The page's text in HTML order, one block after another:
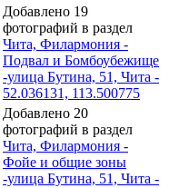
Добавлено 19
фотографий в раздел
Чита, Филармония -
Подвал и Бомбоубежище
-улица Бутина, 51, Чита -
52.036131, 113.500775
Добавлено 20
фотографий в раздел
Чита, Филармония -
Фойе и общие зоны
-улица Бутина, 51, Чита -